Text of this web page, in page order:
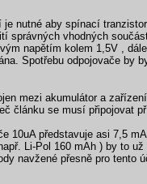
je nutné aby spínací
správných vhodných
napětím kolem 1,5V ,
Spotřebu odpojovače by
mezi akumulátor a
článku se musí připojovat
10uA představuje asi 7,5
Li-Pol 160 mAh ) by to
navžené přesně pro tento